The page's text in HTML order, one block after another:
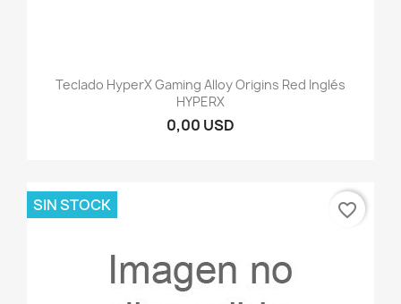
Teclado HyperX Gaming Alloy Origins Red Inglés
HYPERX
0,00 USD
SIN STOCK favorite_border